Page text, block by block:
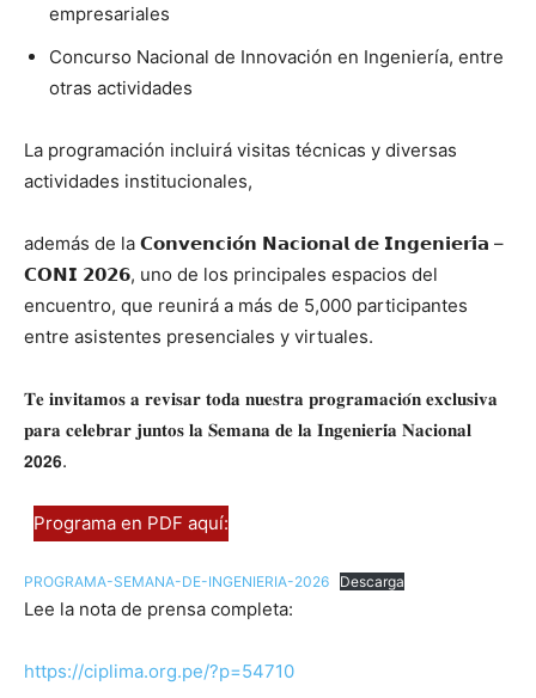
empresariales
Concurso Nacional de Innovación en Ingeniería, entre
otras actividades
La programación incluirá visitas técnicas y diversas
actividades institucionales,
además de la 𝗖𝗼𝗻𝘃𝗲𝗻𝗰𝗶𝗼́𝗻 𝗡𝗮𝗰𝗶𝗼𝗻𝗮𝗹 𝗱𝗲 𝗜𝗻𝗴𝗲𝗻𝗶𝗲𝗿𝗶́𝗮 –
𝗖𝗢𝗡𝗜 𝟮𝟬𝟮𝟲, uno de los principales espacios del
encuentro, que reunirá a más de 5,000 participantes
entre asistentes presenciales y virtuales.
𝐓𝐞 𝐢𝐧𝐯𝐢𝐭𝐚𝐦𝐨𝐬 𝐚 𝐫𝐞𝐯𝐢𝐬𝐚𝐫 𝐭𝐨𝐝𝐚 𝐧𝐮𝐞𝐬𝐭𝐫𝐚 𝐩𝐫𝐨𝐠𝐫𝐚𝐦𝐚𝐜𝐢𝐨́𝐧 𝐞𝐱𝐜𝐥𝐮𝐬𝐢𝐯𝐚
𝐩𝐚𝐫𝐚 𝐜𝐞𝐥𝐞𝐛𝐫𝐚𝐫 𝐣𝐮𝐧𝐭𝐨𝐬 𝐥𝐚 𝐒𝐞𝐦𝐚𝐧𝐚 𝐝𝐞 𝐥𝐚 𝐈𝐧𝐠𝐞𝐧𝐢𝐞𝐫𝐢́𝐚 𝐍𝐚𝐜𝐢𝐨𝐧𝐚𝐥
𝟮𝟬𝟮𝟲.
Programa en PDF aquí:
PROGRAMA-SEMANA-DE-INGENIERIA-2026 Descarga
Lee la nota de prensa completa:
https://ciplima.org.pe/?p=54710